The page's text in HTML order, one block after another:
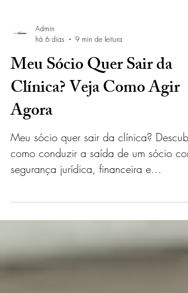
há 6 dias
9 min de leitura
Meu Sócio Quer Sair da
Clínica? Veja Como Agir
Agora
como conduzir a saída de um sócio com
segurança jurídica, financeira e